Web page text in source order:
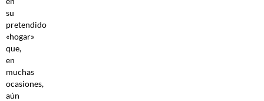
su
pretendido
«hogar»
que,
en
muchas
ocasiones,
aún